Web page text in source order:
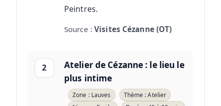
Peintres.
Source :Visites Cézanne (OT)
2
Atelier de Cézanne : le lieu le
plus intime
Zone : Lauves
Thème : Atelier